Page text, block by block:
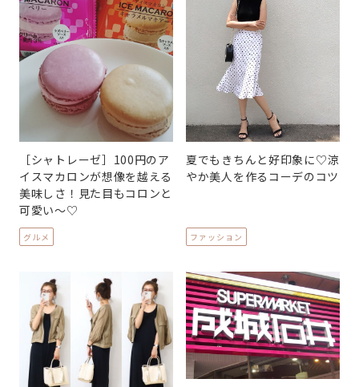
［シャトレーゼ］100円のア
イスマカロンが想像を越える
美味しさ！見た目もコロンと
可愛い～♡
グルメ
夏でもきちんと好印象に♡涼
やか美人を作るコーデのコツ
ファッション